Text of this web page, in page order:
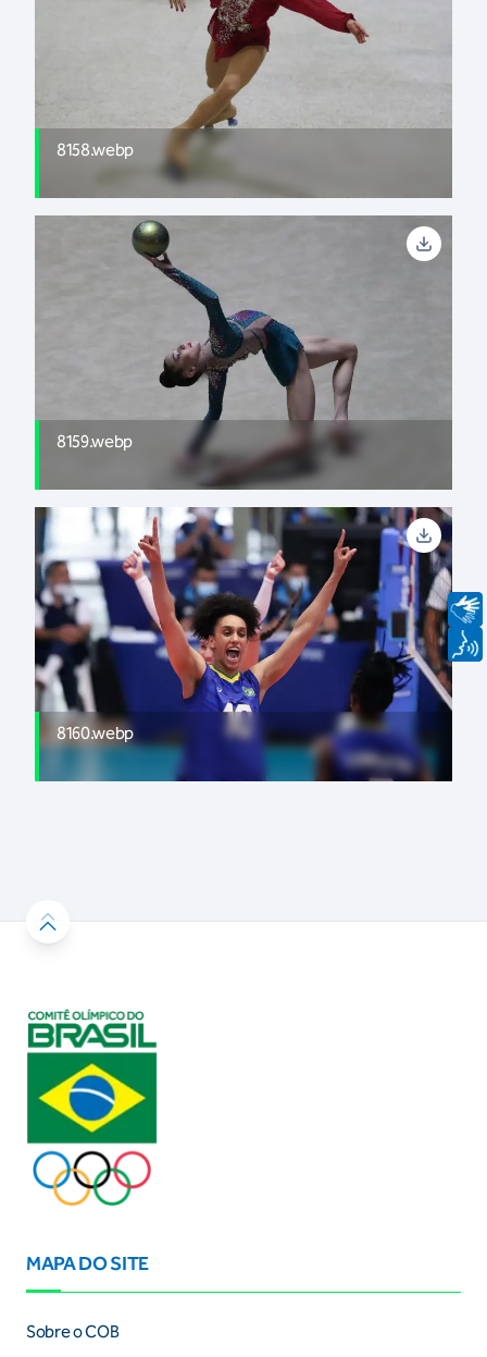
8158.webp
8159.webp
8160.webp
MAPA DO SITE
Sobre o COB